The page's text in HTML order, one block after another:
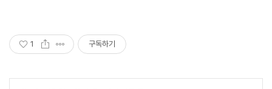
1 구독하기